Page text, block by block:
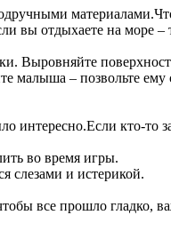
вы отдыхаете на море
Выровняйте
малыша – позвольте
кто-то
во время игры.
слезами и истерикой.
все прошло гладко,